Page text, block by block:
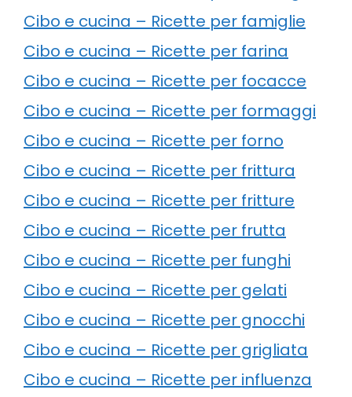
Cibo e cucina – Ricette per famiglie
Cibo e cucina – Ricette per farina
Cibo e cucina – Ricette per focacce
Cibo e cucina – Ricette per formaggi
Cibo e cucina – Ricette per forno
Cibo e cucina – Ricette per frittura
Cibo e cucina – Ricette per fritture
Cibo e cucina – Ricette per frutta
Cibo e cucina – Ricette per funghi
Cibo e cucina – Ricette per gelati
Cibo e cucina – Ricette per gnocchi
Cibo e cucina – Ricette per grigliata
Cibo e cucina – Ricette per influenza